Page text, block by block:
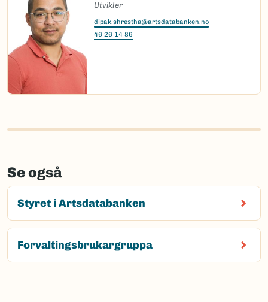
Utvikler
dipak.shrestha@artsdatabanken.no
46 26 14 86
Se også
Styret i Artsdatabanken
Forvaltingsbrukargruppa